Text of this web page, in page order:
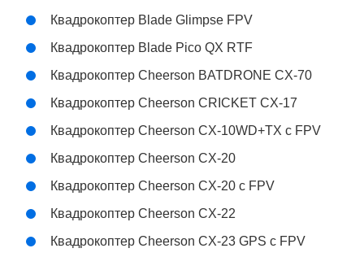
Квадрокоптер Blade Glimpse FPV
Квадрокоптер Blade Pico QX RTF
Квадрокоптер Cheerson BATDRONE CX-70
Квадрокоптер Cheerson CRICKET CX-17
Квадрокоптер Cheerson CX-10WD+TX с FPV
Квадрокоптер Cheerson CX-20
Квадрокоптер Cheerson CX-20 c FPV
Квадрокоптер Cheerson CX-22
Квадрокоптер Cheerson CX-23 GPS с FPV